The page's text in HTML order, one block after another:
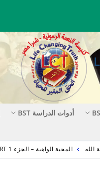
أدوات الدراسة BST
المحبة الواهبة – الجزء 1 THE GIVING LOVE – PART